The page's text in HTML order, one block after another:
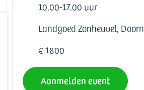
10.00-17.00 uur
Landgoed Zonheuvel, Doorn
€ 1800
Aanmelden event